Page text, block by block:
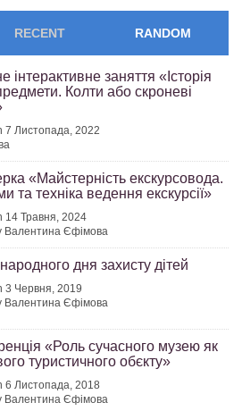
RECENT RANDOM
інтерактивне заняття «Історія
Колти або скроневі
7 Листопада, 2022
«Майстерність екскурсовода.
та техніка ведення екскурсії»
14 Травня, 2024
Валентина Єфімова
дня захисту дітей
3 Червня, 2019
Валентина Єфімова
«Роль сучасного музею як
туристичного обєкту»
6 Листопада, 2018
Валентина Єфімова